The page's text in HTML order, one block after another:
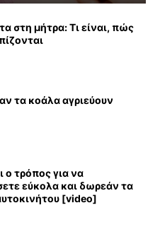
στη μήτρα: Τι είναι, πώς
τα κοάλα αγριεύουν
ο τρόπος για να
εύκολα και δωρεάν τα
[video]